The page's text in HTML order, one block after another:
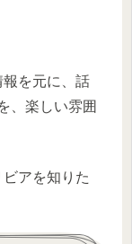
報を元に、話
、楽しい雰囲
アを知りた